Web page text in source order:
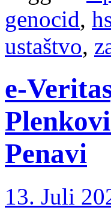
genocid,
ustaštvo,
e-
Penavi
13. Juli